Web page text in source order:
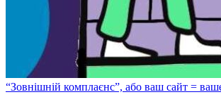
“Зовнішній комплаєнс”, або ваш сайт =